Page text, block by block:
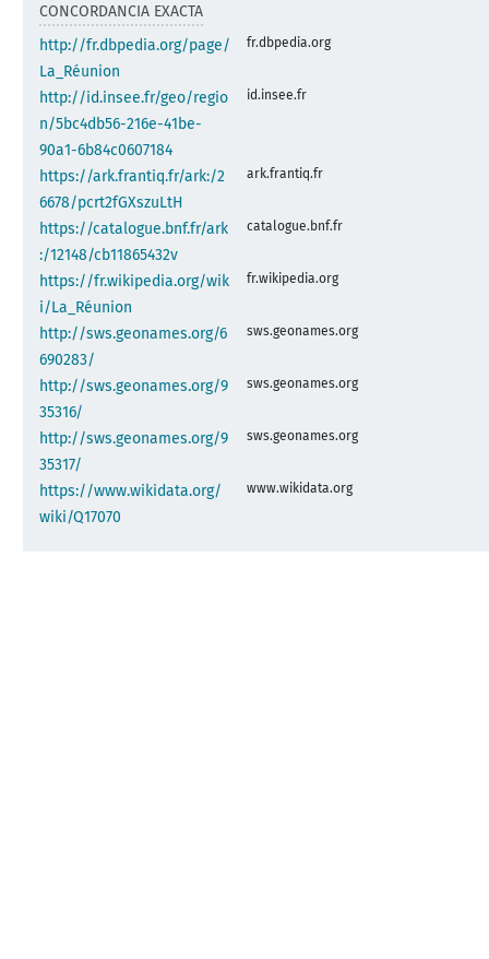
CONCORDANCIA EXACTA
http://fr.dbpedia.org/page/
La_Réunion
fr.dbpedia.org
http://id.insee.fr/geo/regio
n/5bc4db56-216e-41be-
90a1-6b84c0607184
id.insee.fr
https://ark.frantiq.fr/ark:/2
6678/pcrt2fGXszuLtH
ark.frantiq.fr
https://catalogue.bnf.fr/ark
:/12148/cb11865432v
catalogue.bnf.fr
https://fr.wikipedia.org/wik
i/La_Réunion
fr.wikipedia.org
http://sws.geonames.org/6
690283/
sws.geonames.org
http://sws.geonames.org/9
35316/
sws.geonames.org
http://sws.geonames.org/9
35317/
sws.geonames.org
https://www.wikidata.org/
wiki/Q17070
www.wikidata.org